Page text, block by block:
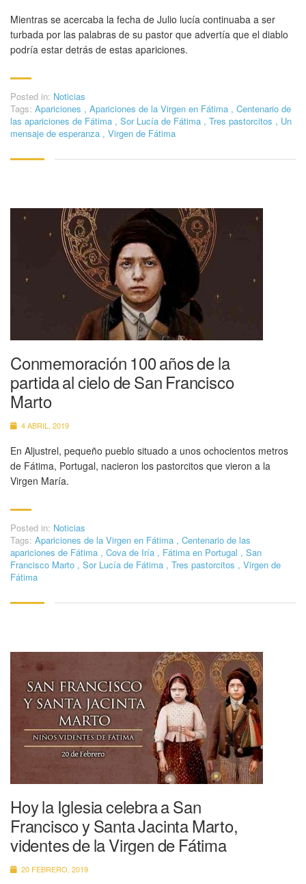
Mientras se acercaba la fecha de Julio lucía continuaba a ser
turbada por las palabras de su pastor que advertía que el diablo
podría estar detrás de estas apariciones.
Posted in: Noticias
Tags: Apariciones , Apariciones de la Virgen en Fátima , Centenario de
las apariciones de Fátima , Sor Lucía de Fátima , Tres pastorcitos , Un
mensaje de esperanza , Virgen de Fátima
Conmemoración 100 años de la
partida al cielo de San Francisco
Marto
4 ABRIL, 2019
En Aljustrel, pequeño pueblo situado a unos ochocientos metros
de Fátima, Portugal, nacieron los pastorcitos que vieron a la
Virgen María.
Posted in: Noticias
Tags: Apariciones de la Virgen en Fátima , Centenario de las
apariciones de Fátima , Cova de Iría , Fátima en Portugal , San
Francisco Marto , Sor Lucía de Fátima , Tres pastorcitos , Virgen de
Fátima
Hoy la Iglesia celebra a San
Francisco y Santa Jacinta Marto,
videntes de la Virgen de Fátima
20 FEBRERO, 2019